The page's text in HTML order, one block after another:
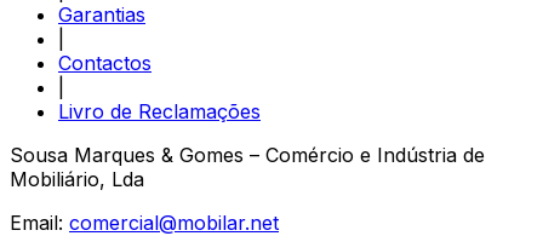
Garantias
Contactos
Livro de Reclamações
Sousa Marques & Gomes – Comércio e Indústria de
Mobiliário, Lda
Email: comercial@mobilar.net